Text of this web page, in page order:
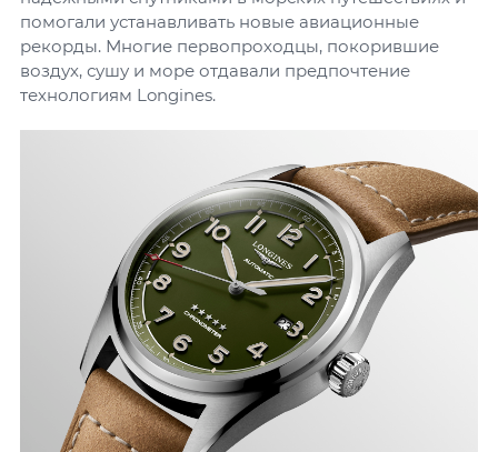
помогали устанавливать новые авиационные
рекорды. Многие первопроходцы, покорившие
воздух, сушу и море отдавали предпочтение
технологиям Longines.